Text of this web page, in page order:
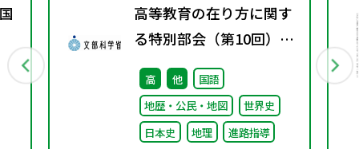
高等教育の在り方に関す
る特別部会（第10回）配
付資料
高 他
国語
地歴・公民・地図
世界史
日本史
地理 進路指導